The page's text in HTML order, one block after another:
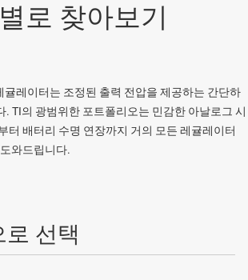
로 찾아보기
귤레이터는 조정된 출력 전압을 제공하는 간단하
. TI의 광범위한 포트폴리오는 민감한 아날로그 시
터 배터리 수명 연장까지 거의 모든 레귤레이터
와드립니다.
선택